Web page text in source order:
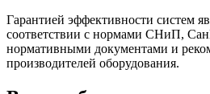
Гарантией эффективности систем
соответствии с нормами СНиП,
нормативными документами и
производителей оборудования.